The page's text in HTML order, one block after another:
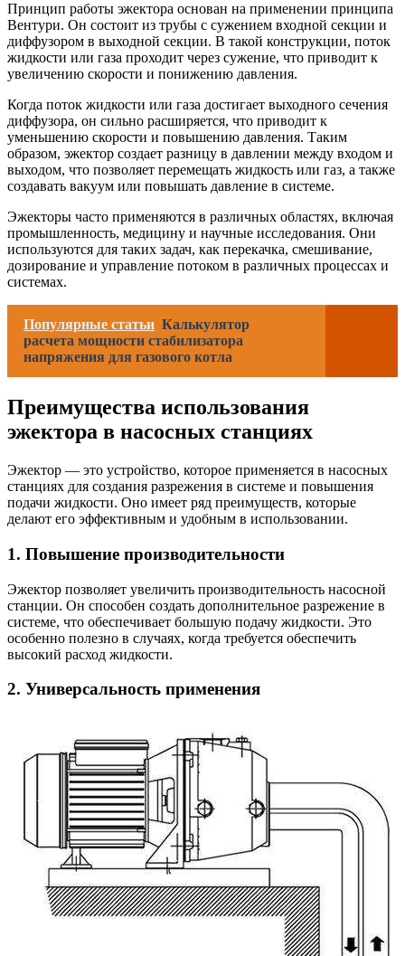
Принцип работы эжектора основан на применении принципа
Вентури. Он состоит из трубы с сужением входной секции и
диффузором в выходной секции. В такой конструкции, поток
жидкости или газа проходит через сужение, что приводит к
увеличению скорости и понижению давления.
Когда поток жидкости или газа достигает выходного сечения
диффузора, он сильно расширяется, что приводит к
уменьшению скорости и повышению давления. Таким
образом, эжектор создает разницу в давлении между входом и
выходом, что позволяет перемещать жидкость или газ, а также
создавать вакуум или повышать давление в системе.
Эжекторы часто применяются в различных областях, включая
промышленность, медицину и научные исследования. Они
используются для таких задач, как перекачка, смешивание,
дозирование и управление потоком в различных процессах и
системах.
Популярные статьи Калькулятор
расчета мощности стабилизатора
напряжения для газового котла
Преимущества использования
эжектора в насосных станциях
Эжектор — это устройство, которое применяется в насосных
станциях для создания разрежения в системе и повышения
подачи жидкости. Оно имеет ряд преимуществ, которые
делают его эффективным и удобным в использовании.
1. Повышение производительности
Эжектор позволяет увеличить производительность насосной
станции. Он способен создать дополнительное разрежение в
системе, что обеспечивает большую подачу жидкости. Это
особенно полезно в случаях, когда требуется обеспечить
высокий расход жидкости.
2. Универсальность применения